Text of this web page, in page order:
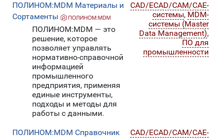
ПОЛИНОМ:MDM Материалы и
Сортаменты
ПОЛИНОМ:MDM — это
решение, которое
позволяет управлять
нормативно-справочной
информацией
промышленного
предприятия, применяя
единые инструменты,
подходы и методы для
работы с данными.
CAD/ECAD/CAM/CAE-
системы, MDM-
системы (Master
Data Management),
ПО для
промышленности
ПОЛИНОМ:MDM Справочник
CAD/ECAD/CAM/CAE-